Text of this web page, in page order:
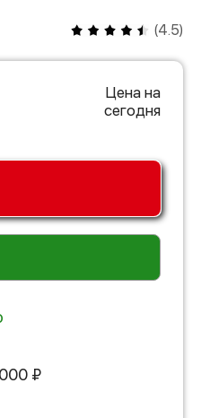
(4.5)
Цена на
сегодня
₽